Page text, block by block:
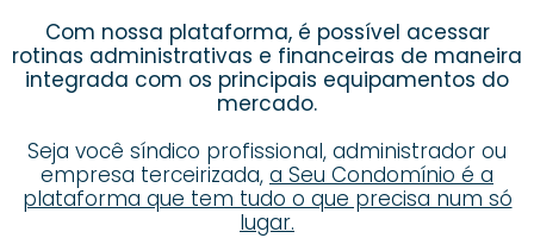
Com nossa plataforma, é possível acessar
rotinas administrativas e financeiras de maneira
integrada com os principais equipamentos do
mercado.
Seja você síndico profissional, administrador ou
empresa terceirizada, a Seu Condomínio é a
plataforma que tem tudo o que precisa num só
lugar.